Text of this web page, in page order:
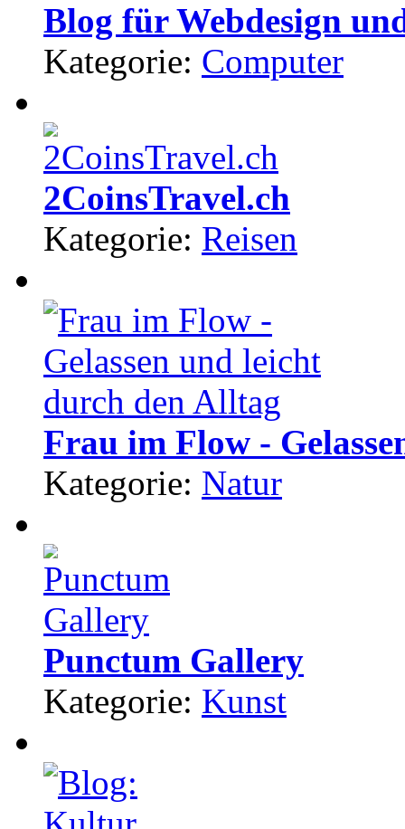
Blog für Webdesign
Kategorie: Computer
2CoinsTravel.ch
Kategorie: Reisen
Frau im Flow -
Kategorie: Natur
Punctum Gallery
Kategorie: Kunst